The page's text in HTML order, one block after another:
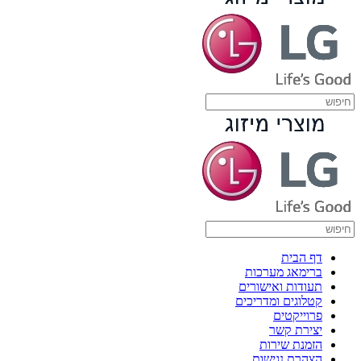
דף הבית
ברימאג מערכות
תעודות ואישורים
קטלוגים ומדריכים
פרוייקטים
יצירת קשר
הזמנת שירות